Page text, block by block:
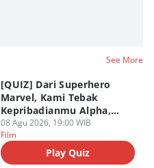
See More
[QUIZ] Dari Superhero
Marvel, Kami Tebak
Kepribadianmu Alpha,
Beta, atau Omega
08 Agu 2026, 19:00 WIB
Film
Play Quiz